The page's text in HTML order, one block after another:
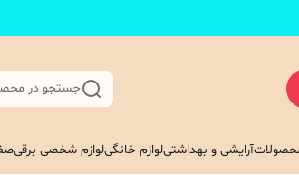
جستجو در
آرایشی و بهداشتیلوازم خانگیلوازم شخصی برقی